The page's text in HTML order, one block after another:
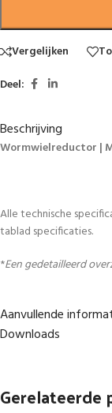
Vergelijken
Deel:
Beschrijving
Wormwielreductor |
Alle technische
tablad specificaties.
*Een gedetailleerd
Aanvullende
Downloads
Gerelateerde